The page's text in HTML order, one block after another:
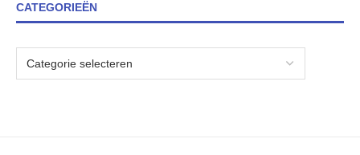
CATEGORIEËN